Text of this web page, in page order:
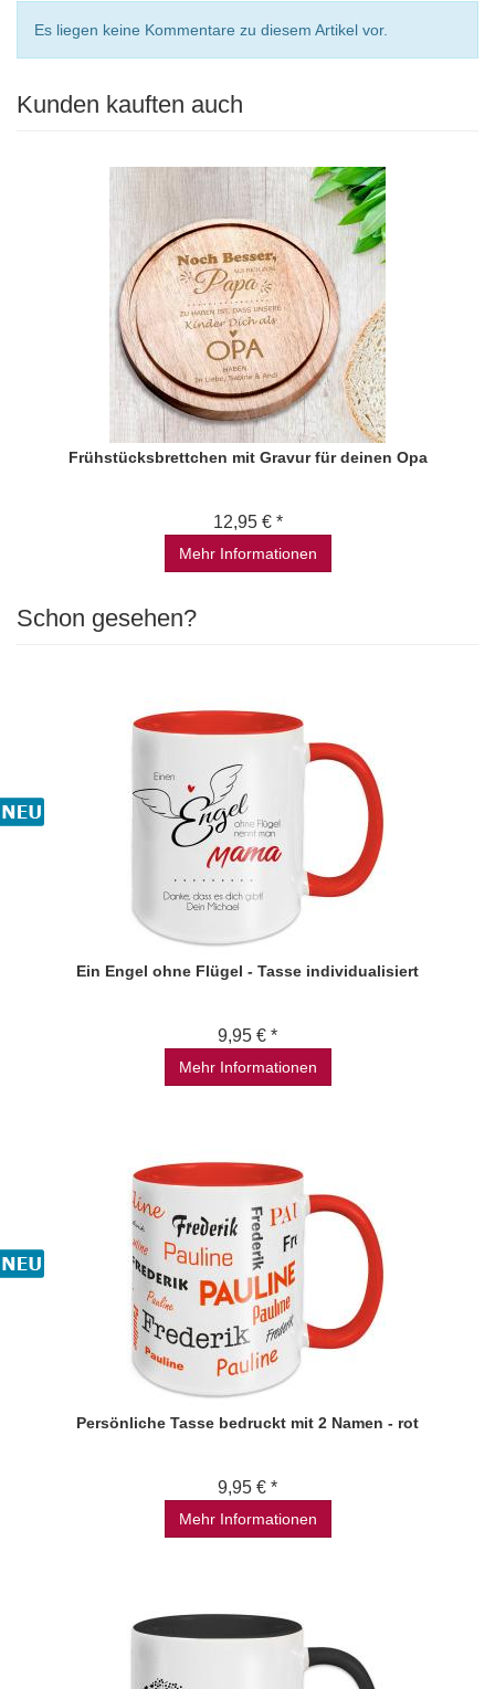
Es liegen keine Kommentare zu diesem Artikel vor.
Kunden kauften auch
Frühstücksbrettchen mit Gravur für deinen Opa
12,95 € *
Mehr Informationen
Schon gesehen?
Ein Engel ohne Flügel - Tasse individualisiert
9,95 € *
Mehr Informationen
Persönliche Tasse bedruckt mit 2 Namen - rot
9,95 € *
Mehr Informationen